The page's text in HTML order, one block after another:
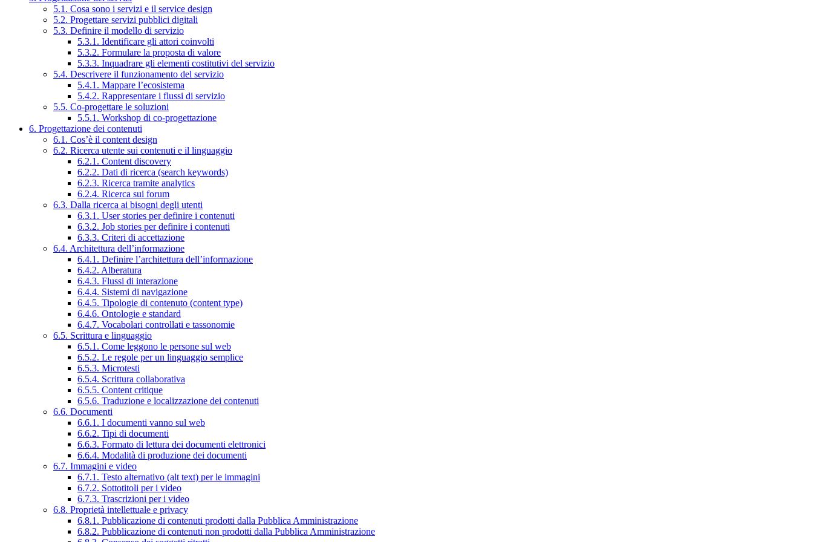
5.1. Cosa sono i servizi e il service design
5.2. Progettare servizi pubblici digitali
5.3. Definire il modello di servizio
5.3.1. Identificare gli attori coinvolti
5.3.2. Formulare la proposta di valore
5.3.3. Inquadrare gli elementi costitutivi del servizio
5.4. Descrivere il funzionamento del servizio
5.4.1. Mappare l’ecosistema
5.4.2. Rappresentare i flussi di servizio
5.5. Co-progettare le soluzioni
5.5.1. Workshop di co-progettazione
6. Progettazione dei contenuti
6.1. Cos’è il content design
6.2. Ricerca utente sui contenuti e il linguaggio
6.2.1. Content discovery
6.2.2. Dati di ricerca (search keywords)
6.2.3. Ricerca tramite analytics
6.2.4. Ricerca sui forum
6.3. Dalla ricerca ai bisogni degli utenti
6.3.1. User stories per definire i contenuti
6.3.2. Job stories per definire i contenuti
6.3.3. Criteri di accettazione
6.4. Architettura dell’informazione
6.4.1. Definire l’architettura dell’informazione
6.4.2. Alberatura
6.4.3. Flussi di interazione
6.4.4. Sistemi di navigazione
6.4.5. Tipologie di contenuto (content type)
6.4.6. Ontologie e standard
6.4.7. Vocabolari controllati e tassonomie
6.5. Scrittura e linguaggio
6.5.1. Come leggono le persone sul web
6.5.2. Le regole per un linguaggio semplice
6.5.3. Microtesti
6.5.4. Scrittura collaborativa
6.5.5. Content critique
6.5.6. Traduzione e localizzazione dei contenuti
6.6. Documenti
6.6.1. I documenti vanno sul web
6.6.2. Tipi di documenti
6.6.3. Formato di lettura dei documenti elettronici
6.6.4. Modalità di produzione dei documenti
6.7. Immagini e video
6.7.1. Testo alternativo (alt text) per le immagini
6.7.2. Sottotitoli per i video
6.7.3. Trascrizioni per i video
6.8. Proprietà intellettuale e privacy
6.8.1. Pubblicazione di contenuti prodotti dalla Pubblica Amministrazione
6.8.2. Pubblicazione di contenuti non prodotti dalla Pubblica Amministrazione